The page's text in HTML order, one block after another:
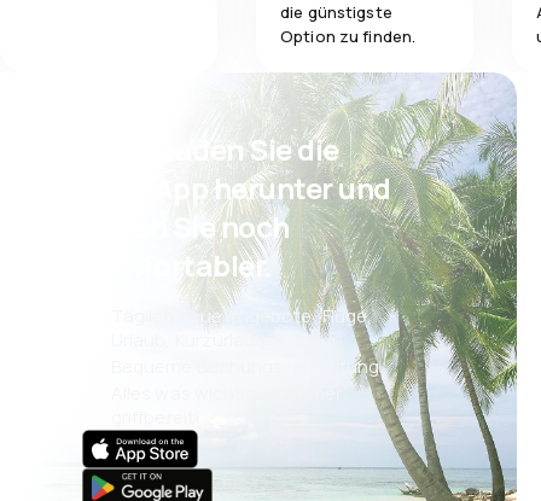
die günstigste
Option zu finden.
Psst! Laden Sie die
eSky App herunter und
reisen Sie noch
komfortabler.
Täglich neue Angebote: Flüge,
Bequeme Buchungsverwaltung